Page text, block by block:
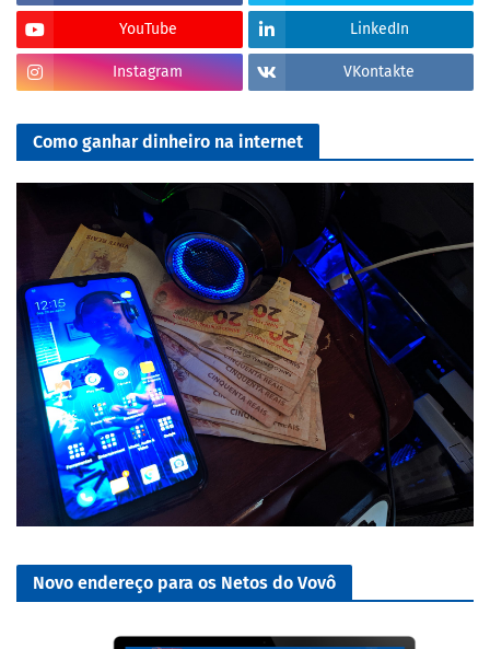
YouTube LinkedIn
Instagram VKontakte
Como ganhar dinheiro na internet
Novo endereço para os Netos do Vovô